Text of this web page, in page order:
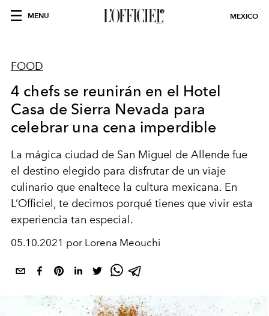
MENU MEXICO
FOOD
4 chefs se reunirán en el Hotel
Casa de Sierra Nevada para
celebrar una cena imperdible
La mágica ciudad de San Miguel de Allende fue
el destino elegido para disfrutar de un viaje
culinario que enaltece la cultura mexicana. En
L’Officiel, te decimos porqué tienes que vivir esta
experiencia tan especial.
05.10.2021 por Lorena Meouchi